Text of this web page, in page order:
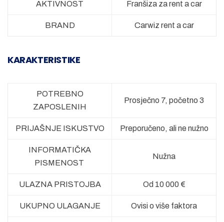
AKTIVNOST Franšiza za rent a car
BRAND Carwiz rent a car
KARAKTERISTIKE
POTREBNO
ZAPOSLENIH
Prosječno 7, početno 3
PRIJAŠNJE ISKUSTVO Preporučeno, ali ne nužno
INFORMATIČKA
PISMENOST
Nužna
ULAZNA PRISTOJBA Od 10 000 €
UKUPNO ULAGANJE Ovisi o više faktora